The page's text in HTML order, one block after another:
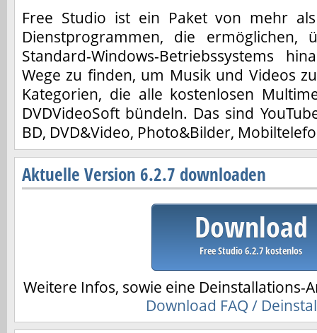
Free Studio ist ein Paket von mehr
Dienstprogrammen, die ermöglichen,
Standard-Windows-Betriebssystems
Wege zu finden, um Musik und Videos
Kategorien, die alle kostenlosen
DVDVideoSoft bündeln. Das sind
BD, DVD&Video, Photo&Bilder,
Aktuelle Version 6.2.7 downloaden
Download
Free Studio 6.2.7 kostenlos
Weitere Infos, sowie eine Deinstallations-
Download FAQ /